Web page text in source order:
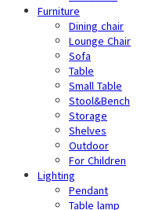
Furniture
Dining chair
Lounge Chair
Sofa
Table
Small Table
Stool&Bench
Storage
Shelves
Outdoor
For Children
Lighting
Pendant
Table lamp